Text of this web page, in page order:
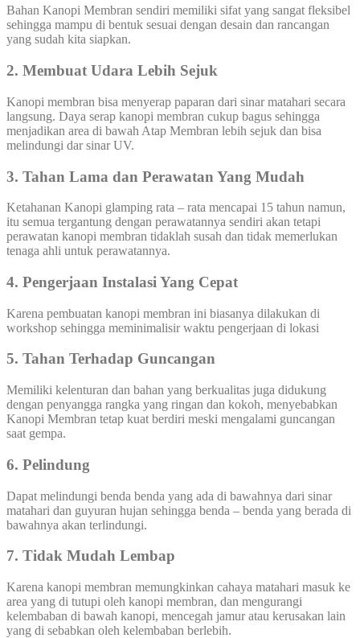
Bahan Kanopi Membran sendiri memiliki sifat yang sangat fleksibel
sehingga mampu di bentuk sesuai dengan desain dan rancangan
yang sudah kita siapkan.
2. Membuat Udara Lebih Sejuk
Kanopi membran bisa menyerap paparan dari sinar matahari secara
langsung. Daya serap kanopi membran cukup bagus sehingga
menjadikan area di bawah Atap Membran lebih sejuk dan bisa
melindungi dar sinar UV.
3. Tahan Lama dan Perawatan Yang Mudah
Ketahanan Kanopi glamping rata – rata mencapai 15 tahun namun,
itu semua tergantung dengan perawatannya sendiri akan tetapi
perawatan kanopi membran tidaklah susah dan tidak memerlukan
tenaga ahli untuk perawatannya.
4. Pengerjaan Instalasi Yang Cepat
Karena pembuatan kanopi membran ini biasanya dilakukan di
workshop sehingga meminimalisir waktu pengerjaan di lokasi
5. Tahan Terhadap Guncangan
Memiliki kelenturan dan bahan yang berkualitas juga didukung
dengan penyangga rangka yang ringan dan kokoh, menyebabkan
Kanopi Membran tetap kuat berdiri meski mengalami guncangan
saat gempa.
6. Pelindung
Dapat melindungi benda benda yang ada di bawahnya dari sinar
matahari dan guyuran hujan sehingga benda – benda yang berada di
bawahnya akan terlindungi.
7. Tidak Mudah Lembap
Karena kanopi membran memungkinkan cahaya matahari masuk ke
area yang di tutupi oleh kanopi membran, dan mengurangi
kelembaban di bawah kanopi, mencegah jamur atau kerusakan lain
yang di sebabkan oleh kelembaban berlebih.